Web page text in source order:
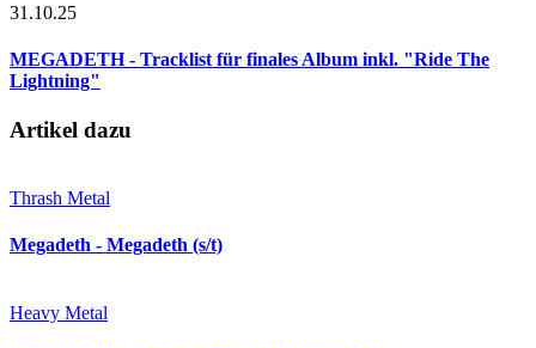
31.10.25
MEGADETH - Tracklist für finales Album inkl. "Ride The
Lightning"
Artikel dazu
Thrash Metal
Megadeth - Megadeth (s/t)
Heavy Metal